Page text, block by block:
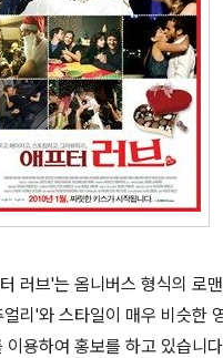
러브'는 옴니버스 형식의 로
리'와 스타일이 매우 비슷한
용하여 홍보를 하고 있습니